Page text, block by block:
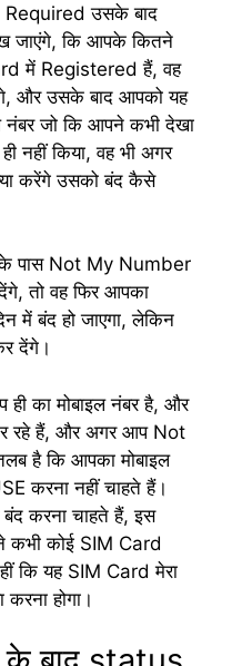
उसके बाद
जाएंगे, कि आपके कितने
में Registered हैं, वह
और उसके बाद आपको यह
नंबर जो कि आपने कभी देखा
नहीं किया, वह भी अगर
करेंगे उसको बंद कैसे
पास Not My Number
तो वह फिर आपका
में बंद हो जाएगा, लेकिन
देंगे।
का मोबाइल नंबर है, और
रहे हैं, और अगर आप Not
है कि आपका मोबाइल
करना नहीं चाहते हैं।
करना चाहते हैं, इस
कोई SIM Card
कि यह SIM Card मेरा
होगा।